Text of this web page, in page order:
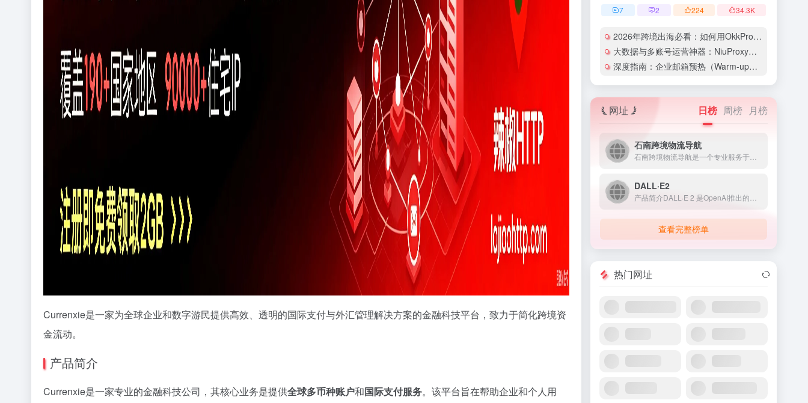
Currenxie是一家为全球企业和数字游民提供高效、透明的国际支付与外汇管理解决方案的金融科技平台，致力于简化跨境资
金流动。
产品简介
Currenxie是一家专业的金融科技公司，其核心业务是提供全球多币种账户和国际支付服务。该平台旨在帮助企业和个人用
7 2 224 34.3K
2026年跨境出海必看：如何用OkkProxy彻底解决网络延迟与IP被封难题？
大数据与多账号运营神器：NiuProxy助力跨境工作室业务高效爆单！
深度指南：企业邮箱预热（Warm-up）的详细技巧与实操策略（含配图）
网址 日榜 周榜 月榜
石南跨境物流导航
DALL·E2
查看完整榜单
热门网址